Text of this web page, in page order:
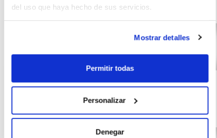
del uso que haya hecho de sus servicios.
Mostrar detalles
Permitir todas
Personalizar
Denegar
Gasolina
1.8 125H
412
€/mes
(IVA
10000
km
24 meses
Gasolina